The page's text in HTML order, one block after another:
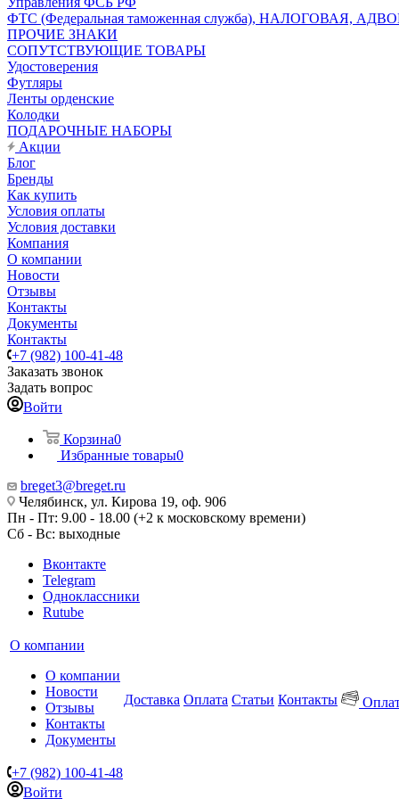
ФТС (Федеральная таможенная служба), НАЛОГОВАЯ,
ПРОЧИЕ ЗНАКИ
СОПУТСТВУЮЩИЕ ТОВАРЫ
Удостоверения
Футляры
Ленты орденские
Колодки
ПОДАРОЧНЫЕ НАБОРЫ
Акции
Блог
Бренды
Как купить
Условия оплаты
Условия доставки
Компания
О компании
Новости
Отзывы
Контакты
Документы
Контакты
+7 (982) 100-41-48
Заказать звонок
Задать вопрос
Войти
Корзина0
Избранные товары0
breget3@breget.ru
Челябинск, ул. Кирова 19, оф. 906
Пн - Пт: 9.00 - 18.00 (+2 к московскому времени)
Сб - Вс: выходные
Вконтакте
Telegram
Одноклассники
Rutube
О компании
О компании
Новости
Отзывы
Контакты
Документы
Доставка Оплата Статьи Контакты
+7 (982) 100-41-48
Войти